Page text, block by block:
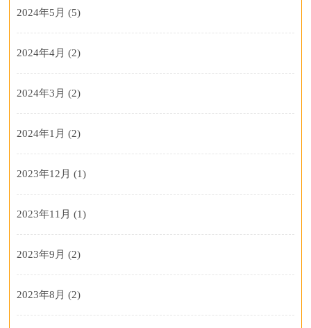
2024年5月 (5)
2024年4月 (2)
2024年3月 (2)
2024年1月 (2)
2023年12月 (1)
2023年11月 (1)
2023年9月 (2)
2023年8月 (2)